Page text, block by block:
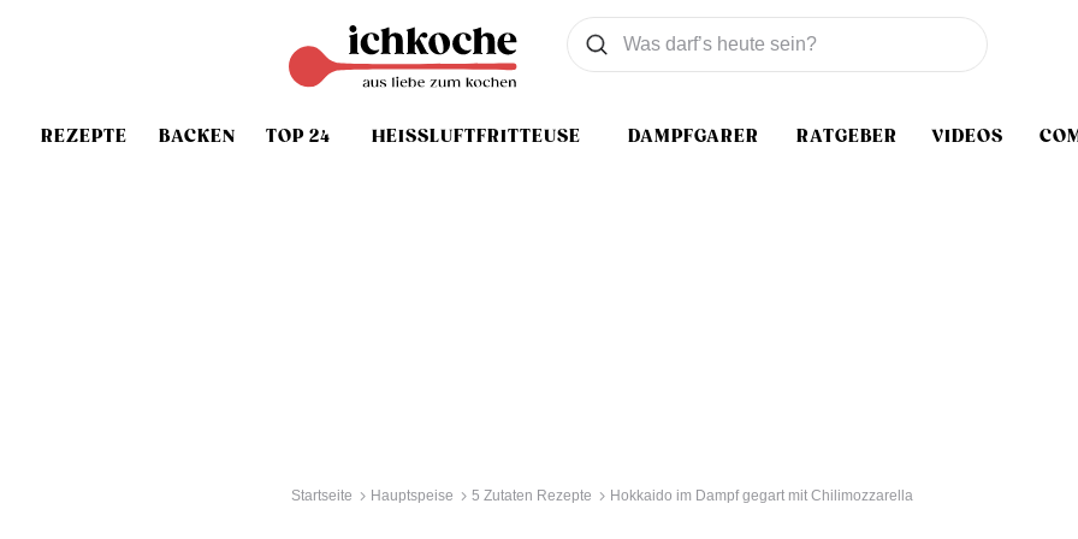
REZEPTE BACKEN TOP 24 HEISSLUFTFRITTEUSE DAMPFGARER RATGEBER VIDEOS
Was wollen Sie suchen
Suchen
Startseite Hauptspeise 5 Zutaten Rezepte Hokkaido im Dampf gegart mit Chilimozzarella